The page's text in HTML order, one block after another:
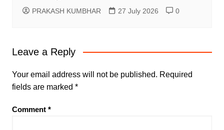
PRAKASH KUMBHAR 27 July 2026 0
Leave a Reply
Your email address will not be published. Required
fields are marked *
Comment *